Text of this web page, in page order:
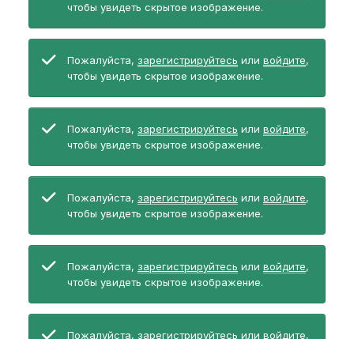
чтобы увидеть скрытое изображение.
Пожалуйста, зарегистрируйтесь или войдите,
чтобы увидеть скрытое изображение.
Пожалуйста, зарегистрируйтесь или войдите,
чтобы увидеть скрытое изображение.
Пожалуйста, зарегистрируйтесь или войдите,
чтобы увидеть скрытое изображение.
Пожалуйста, зарегистрируйтесь или войдите,
чтобы увидеть скрытое изображение.
Пожалуйста, зарегистрируйтесь или войдите,